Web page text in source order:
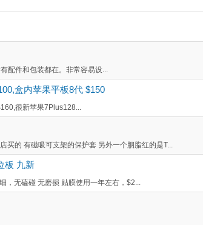
配件和包装都在。非常容易设...
盒内苹果平板8代 $150
很新苹果7Plus128...
的 有磁吸可支架的保护套 另外一个胭脂红的是T...
板 九新
无磕碰 无磨损 贴膜使用一年左右，$2...